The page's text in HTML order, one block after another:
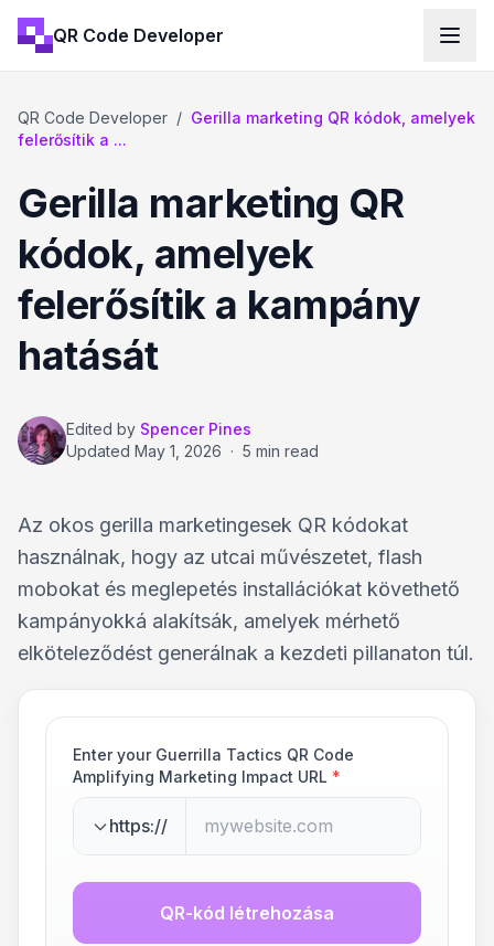
QR Code Developer
QR Code Developer / Gerilla marketing QR kódok, amelyek
felerősítik a ...
Gerilla marketing QR
kódok, amelyek
felerősítik a kampány
hatását
Edited by Spencer Pines
Updated May 1, 2026 · 5 min read
Az okos gerilla marketingesek QR kódokat
használnak, hogy az utcai művészetet, flash
mobokat és meglepetés installációkat követhető
kampányokká alakítsák, amelyek mérhető
elköteleződést generálnak a kezdeti pillanaton túl.
Enter your Guerrilla Tactics QR Code
Amplifying Marketing Impact URL *
https://
QR-kód létrehozása